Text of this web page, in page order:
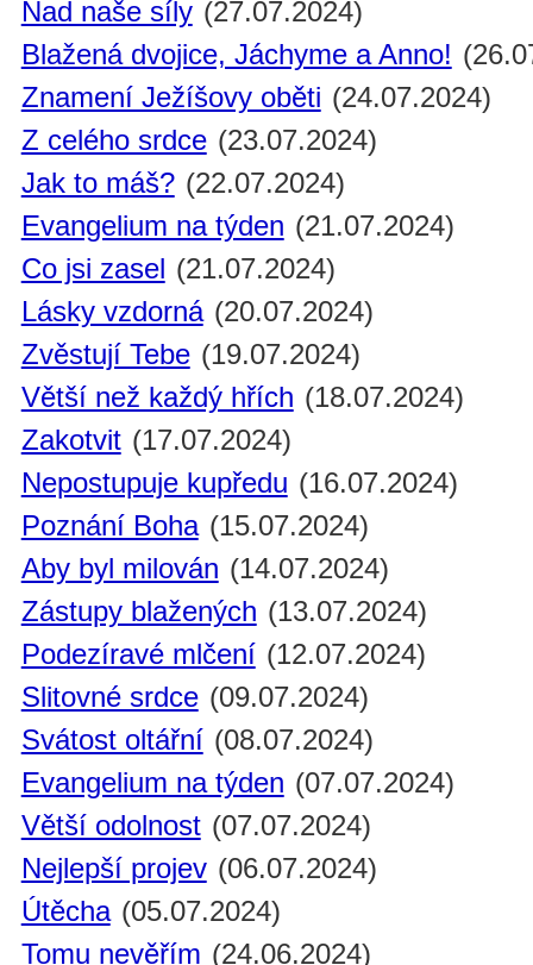
Nad naše síly (27.07.2024)
Blažená dvojice, Jáchyme a Anno!
Znamení Ježíšovy oběti (24.07.2024)
Z celého srdce (23.07.2024)
Jak to máš? (22.07.2024)
Evangelium na týden (21.07.2024)
Co jsi zasel (21.07.2024)
Lásky vzdorná (20.07.2024)
Zvěstují Tebe (19.07.2024)
Větší než každý hřích (18.07.2024)
Zakotvit (17.07.2024)
Nepostupuje kupředu (16.07.2024)
Poznání Boha (15.07.2024)
Aby byl milován (14.07.2024)
Zástupy blažených (13.07.2024)
Podezíravé mlčení (12.07.2024)
Slitovné srdce (09.07.2024)
Svátost oltářní (08.07.2024)
Evangelium na týden (07.07.2024)
Větší odolnost (07.07.2024)
Nejlepší projev (06.07.2024)
Útěcha (05.07.2024)
Tomu nevěřím (24.06.2024)